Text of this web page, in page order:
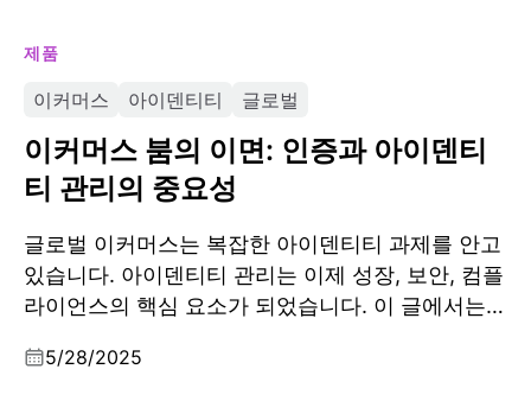
제품
이커머스 아이덴티티 글로벌
이커머스 붐의 이면: 인증과 아이덴티
티 관리의 중요성
글로벌 이커머스는 복잡한 아이덴티티 과제를 안고
있습니다. 아이덴티티 관리는 이제 성장, 보안, 컴플
라이언스의 핵심 요소가 되었습니다. 이 글에서는
수 사항을 다루고 있습니다.
5/28/2025